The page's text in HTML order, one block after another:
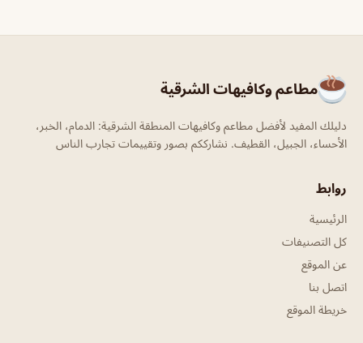
مطاعم وكافيهات الشرقية
دليلك المفيد لأفضل مطاعم وكافيهات المنطقة الشرقية: الدمام، الخبر،
الأحساء، الجبيل، القطيف. نشارككم بصور وتقييمات تجارب الناس
روابط
الرئيسية
كل التصنيفات
عن الموقع
اتصل بنا
خريطة الموقع